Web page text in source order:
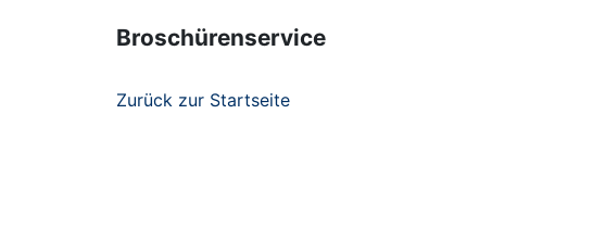
Broschürenservice
Zurück zur Startseite